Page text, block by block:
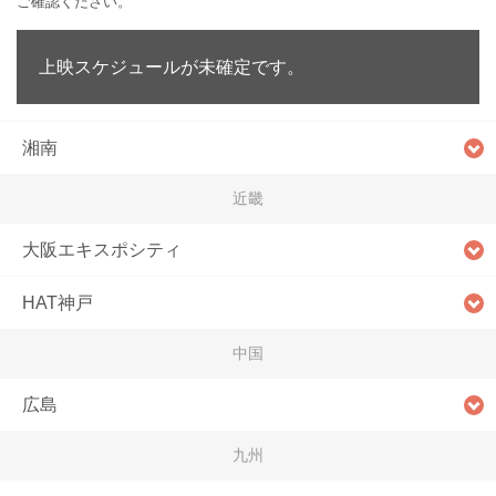
上映スケジュールが未確定です。
湘南
近畿
大阪エキスポシティ
HAT神戸
中国
広島
九州